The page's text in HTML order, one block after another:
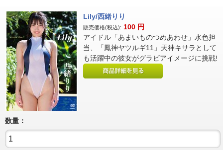
Lily/西緒りり
販売価格(税込): 100 円
アイドル「あまいものつめあわせ」水色担
当、「鳳神ヤツルギ11」天神キサラとして
も活躍中の彼女がグラビアイメージに挑戦!
数量：